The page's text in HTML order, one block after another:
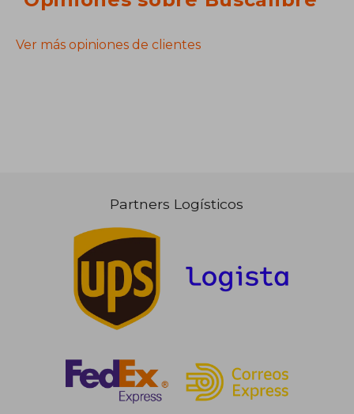
Ver más opiniones de clientes
Partners Logísticos